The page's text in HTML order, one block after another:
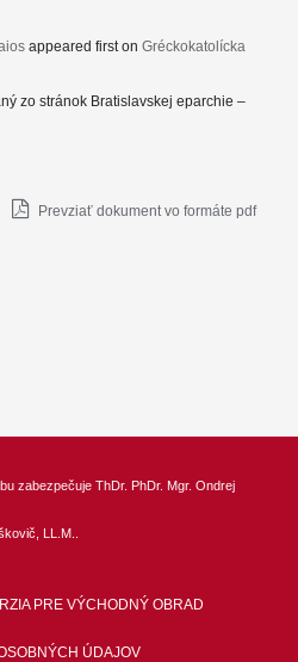
appeared first on Gréckokatolícka
zo stránok Bratislavskej eparchie –
Prevziať dokument vo formáte pdf
zabezpečuje ThDr. PhDr. Mgr. Ondrej
LL.M.
PRE VÝCHODNÝ OBRAD
ÚDAJOV